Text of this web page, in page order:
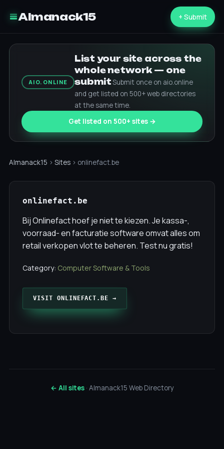
Almanack15 + Submit
AIO.ONLINE
List your site across the
whole network — one
submitSubmit once on aio.online
and get listed on 500+ web directories
at the same time.
Get listed on 500+ sites →
Almanack15 › Sites › onlinefact.be
onlinefact.be
Bij Onlinefact hoef je niet te kiezen. Je kassa-,
voorraad- en facturatie software omvat alles om
retail verkopen vlot te beheren. Test nu gratis!
Category: Computer Software & Tools
VISIT ONLINEFACT.BE →
← All sites· Almanack15 Web Directory